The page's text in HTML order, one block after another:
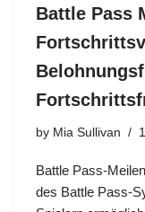
Battle Pass
by Mia Sullivan
Battle Pass-
des Battle Pass-